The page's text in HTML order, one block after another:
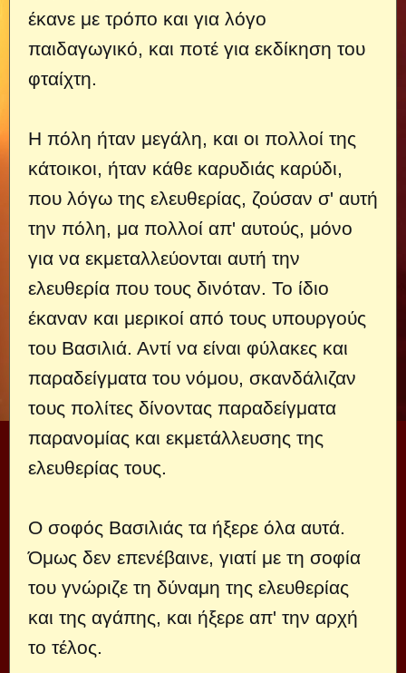
έκανε με τρόπο και για λόγο
παιδαγωγικό, και ποτέ για εκδίκηση του
φταίχτη.
Η πόλη ήταν μεγάλη, και οι πολλοί της
κάτοικοι, ήταν κάθε καρυδιάς καρύδι,
που λόγω της ελευθερίας, ζούσαν σ' αυτή
την πόλη, μα πολλοί απ' αυτούς, μόνο
για να εκμεταλλεύονται αυτή την
ελευθερία που τους δινόταν. Το ίδιο
έκαναν και μερικοί από τους υπουργούς
του Βασιλιά. Αντί να είναι φύλακες και
παραδείγματα του νόμου, σκανδάλιζαν
τους πολίτες δίνοντας παραδείγματα
παρανομίας και εκμετάλλευσης της
ελευθερίας τους.
Ο σοφός Βασιλιάς τα ήξερε όλα αυτά.
Όμως δεν επενέβαινε, γιατί με τη σοφία
του γνώριζε τη δύναμη της ελευθερίας
και της αγάπης, και ήξερε απ' την αρχή
το τέλος.